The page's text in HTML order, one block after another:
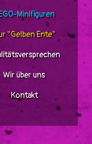
Minifiguren
"Gelben Ente"
Wir über uns
Kontakt